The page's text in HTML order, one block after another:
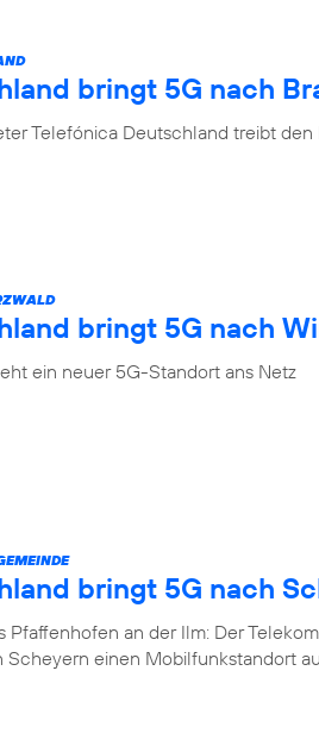
bringt 5G nach
Telefónica Deutschland treibt den
bringt 5G nach
ein neuer 5G-Standort ans Netz
bringt 5G nach
Pfaffenhofen an der Ilm: Der
Scheyern einen Mobilfunkstandort